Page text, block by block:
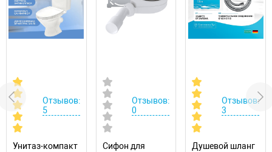
Отзывов:
5
Унитаз-компакт
Отзывов:
0
Сифон для
Отзывов:
3
Душевой шланг